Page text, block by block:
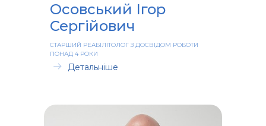
Осовський Ігор
Сергійович
СТАРШИЙ РЕАБІЛІТОЛОГ З ДОСВІДОМ РОБОТИ
ПОНАД 4 РОКИ
Детальніше